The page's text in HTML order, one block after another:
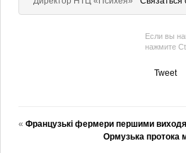
Если вы
нажмите
Tweet
« Французькі фермери першими
Ормузька протока